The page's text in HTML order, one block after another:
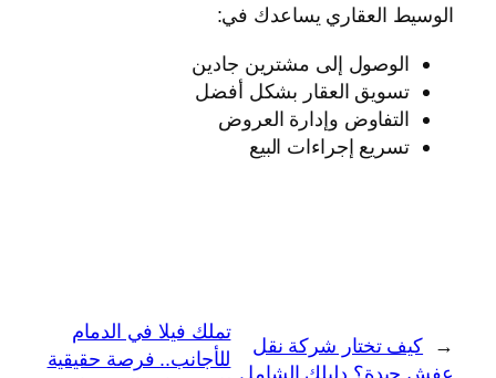
الوسيط العقاري يساعدك في:
الوصول إلى مشترين جادين
تسويق العقار بشكل أفضل
التفاوض وإدارة العروض
تسريع إجراءات البيع
←
كيف تختار شركة نقل
عفش جيدة؟ دليلك الشامل
تملك فيلا في الدمام
للأجانب.. فرصة حقيقية